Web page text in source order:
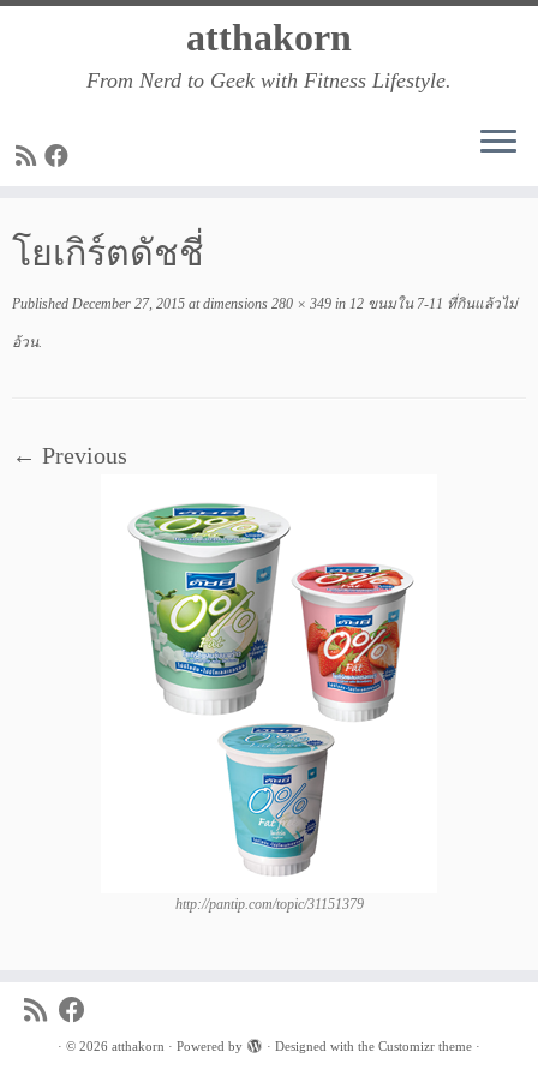
atthakorn
From Nerd to Geek with Fitness Lifestyle.
โยเกิร์ตดัชชี่
Published December 27, 2015 at dimensions 280 × 349 in 12 ขนมใน 7-11 ที่กินแล้วไม่
อ้วน.
← Previous
http://pantip.com/topic/31151379
· © 2026 atthakorn · Powered by · Designed with the Customizr theme ·